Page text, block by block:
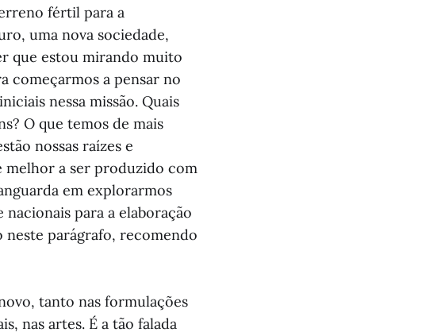
fértil para a
uma nova sociedade,
que estou mirando muito
começarmos a pensar no
nessa missão. Quais
O que temos de mais
nossas raízes e
melhor a ser produzido com
em explorarmos
para a elaboração
parágrafo, recomendo
tanto nas formulações
nas artes. É a tão falada